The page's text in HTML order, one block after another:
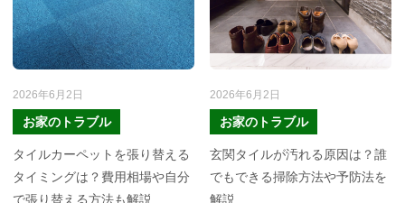
2026年6月2日
お家のトラブル
タイルカーペットを張り替える
タイミングは？費用相場や自分
で張り替える方法も解説
2026年6月2日
お家のトラブル
玄関タイルが汚れる原因は？誰
でもできる掃除方法や予防法を
解説